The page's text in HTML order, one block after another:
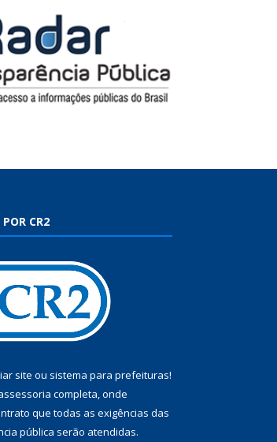
CR2
site ou sistema para prefeituras!
completa, onde
que todas as exigências das
pública serão atendidas.